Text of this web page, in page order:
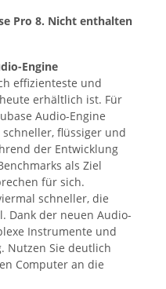
Pro 8. Nicht enthalten
Engine
effizienteste und
erhältlich ist. Für
Audio-Engine
flüssiger und
der Entwicklung
als Ziel
für sich.
schneller, die
Dank der neuen Audio-
Instrumente und
Nutzen Sie deutlich
Computer an die